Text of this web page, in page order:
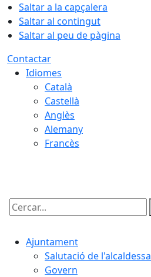
Saltar a la capçalera
Saltar al contingut
Saltar al peu de pàgina
Contactar
Idiomes
Català
Castellà
Anglès
Alemany
Francès
Cercar:
Ajuntament
Salutació de l'alcaldessa
Govern